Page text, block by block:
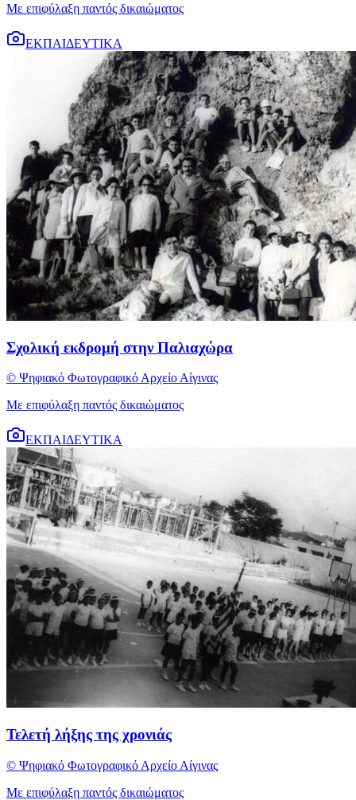
Με επιφύλαξη παντός δικαιώματος
ΕΚΠΑΙΔΕΥΤΙΚΑ
Σχολική εκδρομή στην Παλιαχώρα
© Ψηφιακό Φωτογραφικό Αρχείο Αίγινας
Με επιφύλαξη παντός δικαιώματος
ΕΚΠΑΙΔΕΥΤΙΚΑ
Τελετή λήξης της χρονιάς
© Ψηφιακό Φωτογραφικό Αρχείο Αίγινας
Με επιφύλαξη παντός δικαιώματος